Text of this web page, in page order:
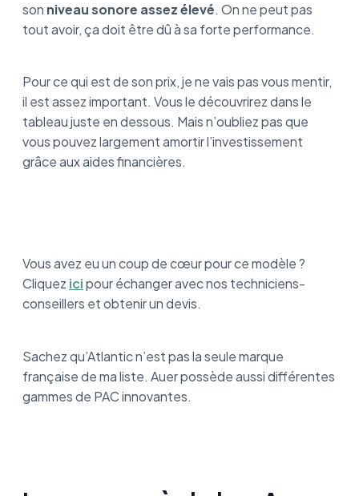
son niveau sonore assez élevé. On ne peut pas
tout avoir, ça doit être dû à sa forte performance.
Pour ce qui est de son prix, je ne vais pas vous mentir,
il est assez important. Vous le découvrirez dans le
tableau juste en dessous. Mais n’oubliez pas que
vous pouvez largement amortir l’investissement
grâce aux aides financières.
Vous avez eu un coup de cœur pour ce modèle ?
Cliquez icipour échanger avec nos techniciens-
conseillers et obtenir un devis.
Sachez qu’Atlantic n’est pas la seule marque
française de ma liste. Auer possède aussi différentes
gammes de PAC innovantes.